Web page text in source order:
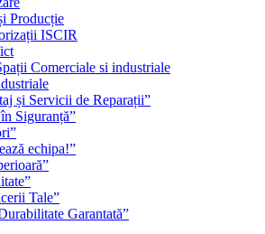
Producție
ISCIR
Comerciale si industriale
și Servicii de Reparații”
Siguranță”
echipa!”
Tale”
Garantată”